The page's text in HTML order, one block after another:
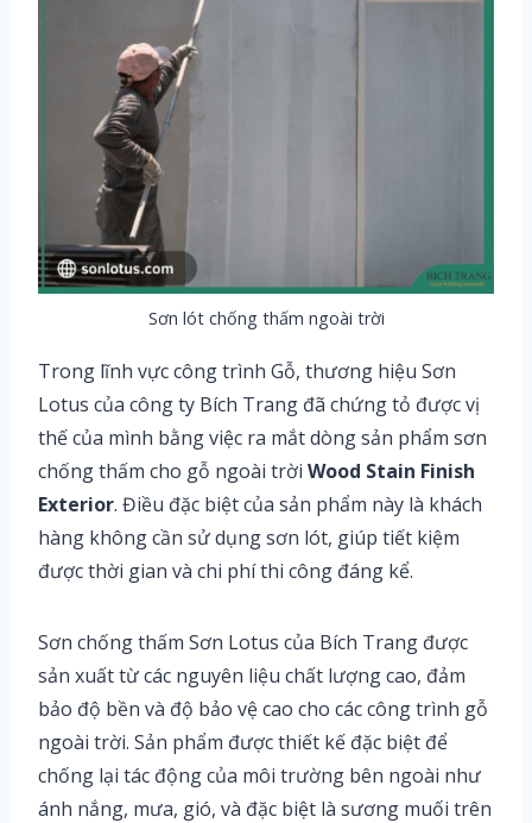
Sơn lót chống thấm ngoài trời
Trong lĩnh vực công trình Gỗ, thương hiệu Sơn
Lotus của công ty Bích Trang đã chứng tỏ được vị
thế của mình bằng việc ra mắt dòng sản phẩm sơn
chống thấm cho gỗ ngoài trời Wood Stain Finish
Exterior. Điều đặc biệt của sản phẩm này là khách
hàng không cần sử dụng sơn lót, giúp tiết kiệm
được thời gian và chi phí thi công đáng kể.
Sơn chống thấm Sơn Lotus của Bích Trang được
sản xuất từ các nguyên liệu chất lượng cao, đảm
bảo độ bền và độ bảo vệ cao cho các công trình gỗ
ngoài trời. Sản phẩm được thiết kế đặc biệt để
chống lại tác động của môi trường bên ngoài như
ánh nắng, mưa, gió, và đặc biệt là sương muối trên